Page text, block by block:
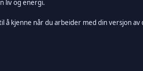
liv og energi.
å kjenne når du arbeider med din versjon av